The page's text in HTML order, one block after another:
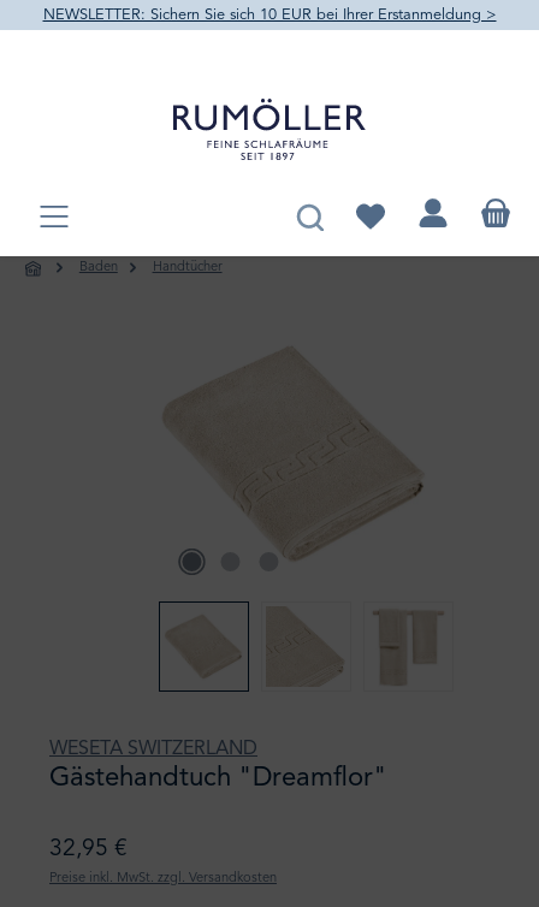
springen
NEWSLETTER: Sichern Sie sich 10 EUR bei Ihrer Erstanmeldung >
Du hast 0 Produkte
Baden Handtücher
WESETA SWITZERLAND
Gästehandtuch "Dreamflor"
32,95 €
Preise inkl. MwSt. zzgl. Versandkosten